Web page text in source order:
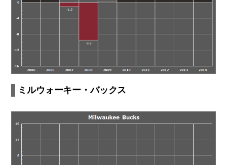
ミルウォーキー・バックス